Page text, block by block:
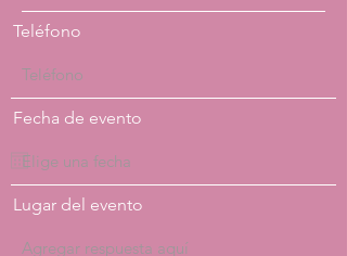
Teléfono
Fecha de evento
Lugar del evento